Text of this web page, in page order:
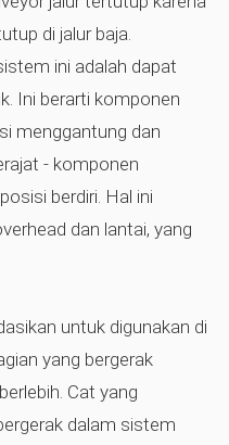
di jalur baja.
ini adalah dapat
Ini berarti komponen
menggantung dan
- komponen
berdiri. Hal ini
dan lantai, yang
untuk digunakan di
yang bergerak
Cat yang
dalam sistem